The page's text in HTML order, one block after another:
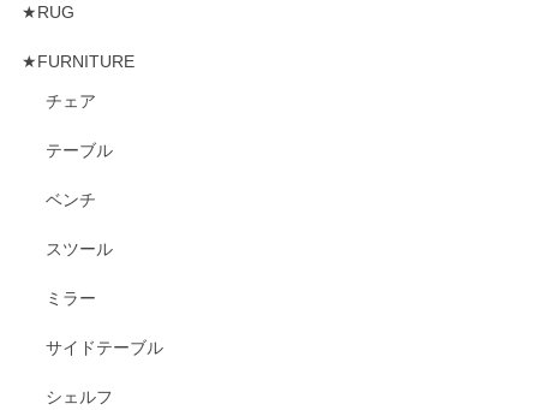
★RUG
★FURNITURE
チェア
テーブル
ベンチ
スツール
ミラー
サイドテーブル
シェルフ